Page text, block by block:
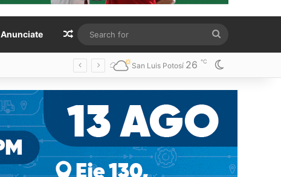
Anunciate Random Article
for
San Luis Potosí 26 ℃